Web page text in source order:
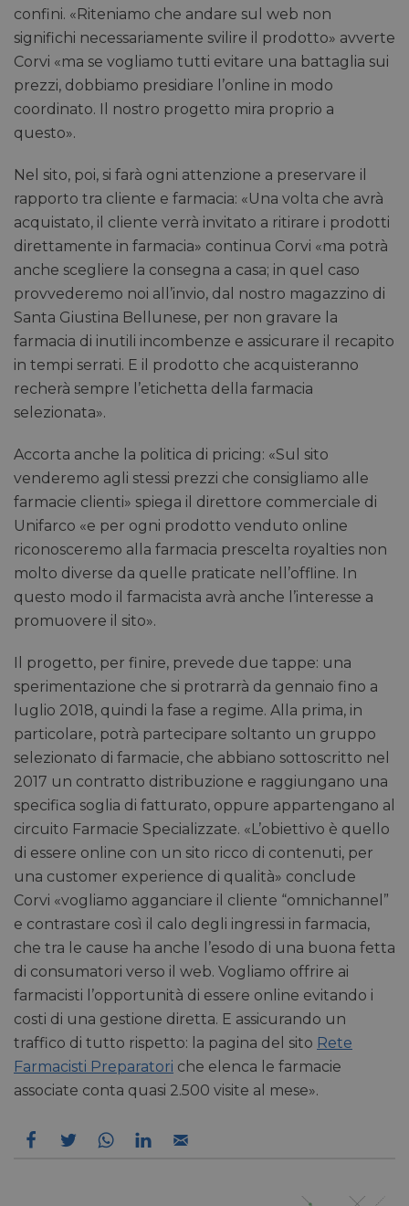
confini. «Riteniamo che andare sul web non
significhi necessariamente svilire il prodotto» avverte
Corvi «ma se vogliamo tutti evitare una battaglia sui
prezzi, dobbiamo presidiare l’online in modo
coordinato. Il nostro progetto mira proprio a
questo».
Nel sito, poi, si farà ogni attenzione a preservare il
rapporto tra cliente e farmacia: «Una volta che avrà
acquistato, il cliente verrà invitato a ritirare i prodotti
direttamente in farmacia» continua Corvi «ma potrà
anche scegliere la consegna a casa; in quel caso
provvederemo noi all’invio, dal nostro magazzino di
Santa Giustina Bellunese, per non gravare la
farmacia di inutili incombenze e assicurare il recapito
in tempi serrati. E il prodotto che acquisteranno
recherà sempre l’etichetta della farmacia
selezionata».
Accorta anche la politica di pricing: «Sul sito
venderemo agli stessi prezzi che consigliamo alle
farmacie clienti» spiega il direttore commerciale di
Unifarco «e per ogni prodotto venduto online
riconosceremo alla farmacia prescelta royalties non
molto diverse da quelle praticate nell’offline. In
questo modo il farmacista avrà anche l’interesse a
promuovere il sito».
Il progetto, per finire, prevede due tappe: una
sperimentazione che si protrarrà da gennaio fino a
luglio 2018, quindi la fase a regime. Alla prima, in
particolare, potrà partecipare soltanto un gruppo
selezionato di farmacie, che abbiano sottoscritto nel
2017 un contratto distribuzione e raggiungano una
specifica soglia di fatturato, oppure appartengano al
circuito Farmacie Specializzate. «L’obiettivo è quello
di essere online con un sito ricco di contenuti, per
una customer experience di qualità» conclude
Corvi «vogliamo agganciare il cliente “omnichannel”
e contrastare così il calo degli ingressi in farmacia,
che tra le cause ha anche l’esodo di una buona fetta
di consumatori verso il web. Vogliamo offrire ai
farmacisti l’opportunità di essere online evitando i
costi di una gestione diretta. E assicurando un
traffico di tutto rispetto: la pagina del sito Rete
Farmacisti Preparatori che elenca le farmacie
associate conta quasi 2.500 visite al mese».